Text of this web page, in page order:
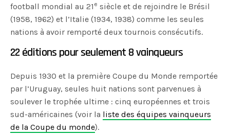
football mondial au 21 e siècle et de rejoindre le Brésil
(1958, 1962) et l’Italie (1934, 1938) comme les seules
nations à avoir remporté deux tournois consécutifs.
22 éditions pour seulement 8 vainqueurs
Depuis 1930 et la première Coupe du Monde remportée
par l’Uruguay, seules huit nations sont parvenues à
soulever le trophée ultime : cinq européennes et trois
sud-américaines (voir la liste des équipes vainqueurs
de la Coupe du monde).